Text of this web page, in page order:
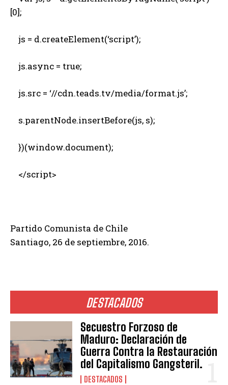
DESTACADOS
Secuestro Forzoso de
Maduro: Declaración de
Guerra Contra la Restauración
del Capitalismo Gangsteril.
DESTACADOS
[0];
js = d.createElement(‘script’);
js.async = true;
js.src = ‘//cdn.teads.tv/media/format.js’;
s.parentNode.insertBefore(js, s);
})(window.document);
</script>
Partido Comunista de Chile
Santiago, 26 de septiembre, 2016.